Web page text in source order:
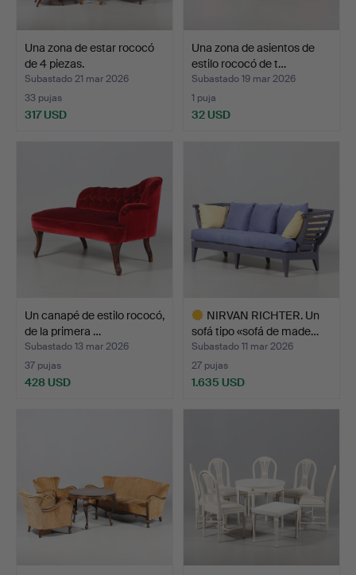
Una zona de estar rococó
de 4 piezas.
Subastado 21 mar 2026
33 pujas
317 USD
Una zona de asientos de
estilo rococó de t…
Subastado 19 mar 2026
1 puja
32 USD
Un canapé de estilo rococó,
de la primera …
Subastado 13 mar 2026
37 pujas
428 USD
NIRVAN RICHTER. Un
sofá tipo «sofá de made…
Subastado 11 mar 2026
27 pujas
1.635 USD